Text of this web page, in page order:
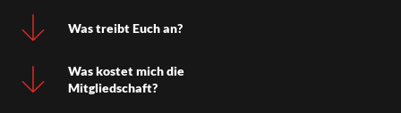
Was treibt Euch an?
Was kostet mich die
Mitgliedschaft?